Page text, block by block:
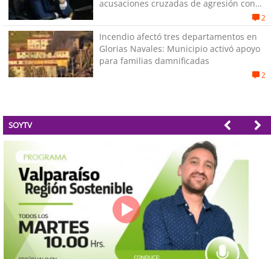
acusaciones cruzadas de agresión con
2
Incendio afectó tres departamentos en
Glorias Navales: Municipio activó apoyo
para familias damnificadas
2
SOYTV